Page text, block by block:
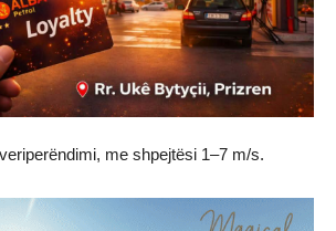
me shpejtësi 1–7 m/s.